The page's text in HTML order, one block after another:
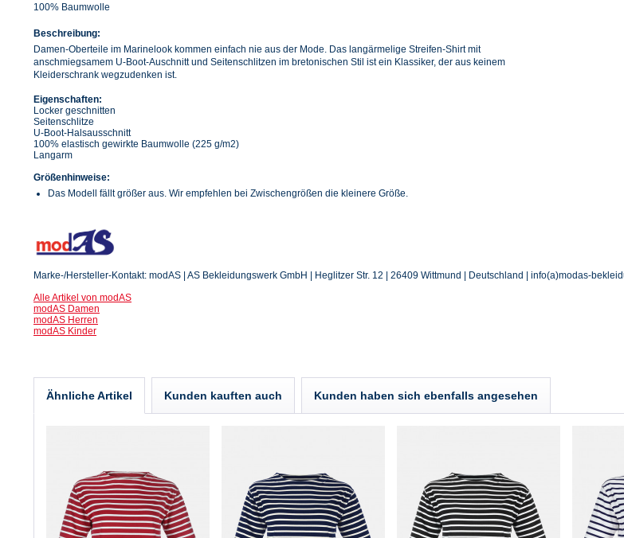
100% Baumwolle
Beschreibung:
Damen-Oberteile im Marinelook kommen einfach nie aus der Mode. Das langärmelige Streifen-Shirt mit
anschmiegsamem U-Boot-Auschnitt und Seitenschlitzen im bretonischen Stil ist ein Klassiker, der aus keinem
Kleiderschrank wegzudenken ist.
Eigenschaften:
Locker geschnitten
Seitenschlitze
U-Boot-Halsausschnitt
100% elastisch gewirkte Baumwolle (225 g/m2)
Langarm
Größenhinweise:
Das Modell fällt größer aus. Wir empfehlen bei Zwischengrößen die kleinere Größe.
Marke-/Hersteller-Kontakt: modAS | AS Bekleidungswerk GmbH | Heglitzer Str. 12 | 26409 Wittmund | Deutschland | info(a)modas-
Alle Artikel von modAS
modAS Damen
modAS Herren
modAS Kinder
Ähnliche Artikel Kunden kauften auch Kunden haben sich ebenfalls angesehen